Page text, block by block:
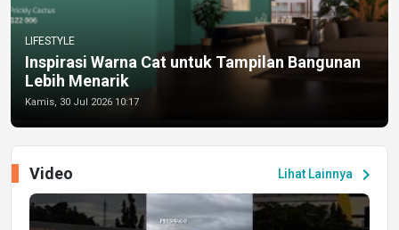
LIFESTYLE
Inspirasi Warna Cat untuk Tampilan Bangunan
Lebih Menarik
Kamis, 30 Jul 2026 10:17
Lihat Lainnya chevron_right
Video